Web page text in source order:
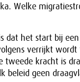
Welke
dat het start bij
verrijkt
tweede kracht is
beleid geen